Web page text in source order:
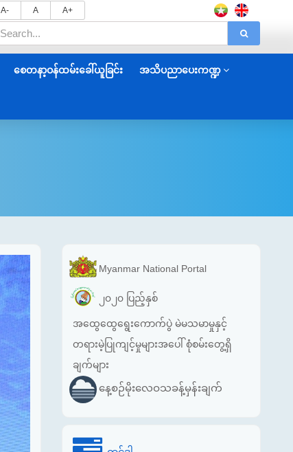
A- A A+
စေတနာ့ဝန်ထမ်းခေါ်ယူခြင်း အသိပညာပေးကဏ္ဍ
Myanmar National Portal
၂၀၂၀ ပြည့်နှစ်
အထွေထွေရွေးကောက်ပွဲ မဲမသမာမှုနှင့်
တရားမဲ့ပြုကျင့်မှုများအပေါ် စုံစမ်းတွေ့ရှိ
ချက်များ
နေ့စဉ်မိုးလေဝသခန့်မှန်းချက်